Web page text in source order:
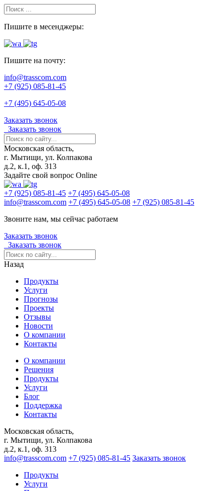
Пишите в месенджеры:
Пишите на почту:
info@trasscom.com
+7 (925) 085-81-45
+7 (495) 645-05-08
Заказать звонок
Заказать звонок
Московская область,
г. Мытищи, ул. Колпакова
д.2, к.1, оф. 313
Задайте свой вопрос Online
+7 (925) 085-81-45 +7 (495) 645-05-08
info@trasscom.com +7 (495) 645-05-08 +7 (925) 085-81-45
Звоните нам, мы сейчас работаем
Заказать звонок
Заказать звонок
Назад
Продукты
Услуги
Прогнозы
Проекты
Отзывы
Новости
О компании
Контакты
О компании
Решения
Продукты
Услуги
Блог
Поддержка
Контакты
Московская область,
г. Мытищи, ул. Колпакова
д.2, к.1, оф. 313
info@trasscom.com +7 (925) 085-81-45 Заказать звонок
Продукты
Услуги